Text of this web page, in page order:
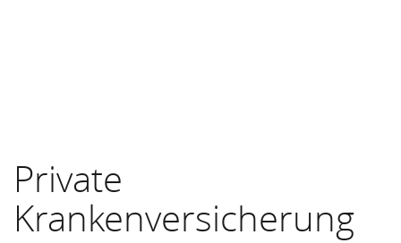
Private
Krankenversicherung